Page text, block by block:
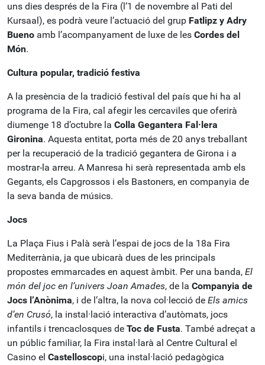
uns dies després de la Fira (l’1 de novembre al Pati del
Kursaal), es podrà veure l’actuació del grup Fatlipz y Adry
Bueno amb l’acompanyament de luxe de les Cordes del
Món.
Cultura popular, tradició festiva
A la presència de la tradició festival del país que hi ha al
programa de la Fira, cal afegir les cercaviles que oferirà
diumenge 18 d’octubre la Colla Gegantera Fal·lera
Gironina. Aquesta entitat, porta més de 20 anys treballant
per la recuperació de la tradició gegantera de Girona i a
mostrar-la arreu. A Manresa hi serà representada amb els
Gegants, els Capgrossos i els Bastoners, en companyia de
la seva banda de músics.
Jocs
La Plaça Fius i Palà serà l’espai de jocs de la 18a Fira
Mediterrània, ja que ubicarà dues de les principals
propostes emmarcades en aquest àmbit. Per una banda, El
món del joc en l’univers Joan Amades, de la Companyia de
Jocs l’Anònima, i de l’altra, la nova col·lecció de Els amics
d’en Crusó, la instal·lació interactiva d’autòmats, jocs
infantils i trencaclosques de Toc de Fusta. També adreçat a
un públic familiar, la Fira instal·larà al Centre Cultural el
Casino el Castelloscopi, una instal·lació pedagògica